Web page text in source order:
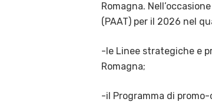
Romagna.
(PAAT) per il 2026 nel
-le Linee strategiche e
Romagna;
-il Programma di